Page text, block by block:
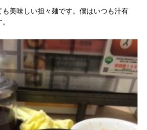
美味しい担々麺です。僕はいつも汁有